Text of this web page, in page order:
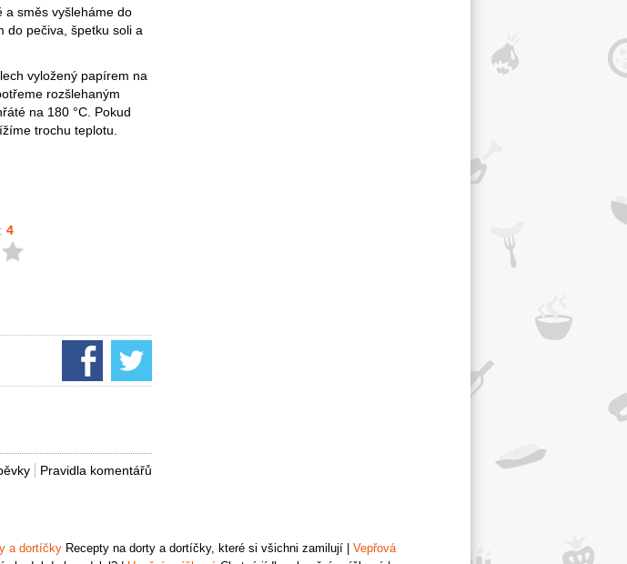
a směs vyšleháme do
do pečiva, špetku soli a
vyložený papírem na
rozšlehaným
na 180 °C. Pokud
trochu teplotu.
4
Pravidla komentářů
a dortíčky Recepty na dorty a dortíčky, které si všichni zamilují
Vepřová